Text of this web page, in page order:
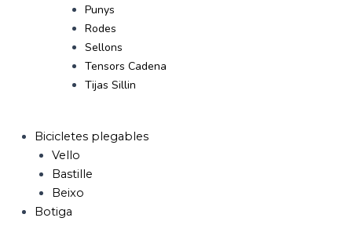
Punys
Rodes
Sellons
Tensors Cadena
Tijas Sillin
Bicicletes plegables
Vello
Bastille
Beixo
Botiga